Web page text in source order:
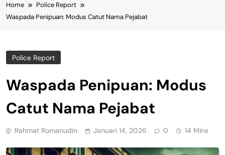
Home
Police Report
Waspada Penipuan: Modus Catut Nama Pejabat
Police Report
Waspada Penipuan: Modus
Catut Nama Pejabat
Rahmat Romanudin Januari 14, 2026 0 14 Mins